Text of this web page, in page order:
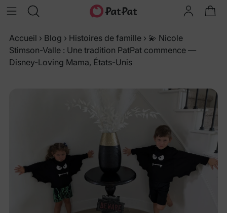
Accueil › Blog › Histoires de famille › 💫 Nicole
Stimson-Valle : Une tradition PatPat commence —
Disney-Loving Mama, États-Unis